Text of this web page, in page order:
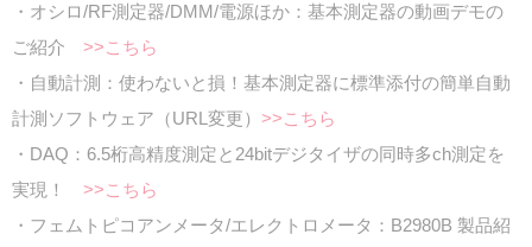
・オシロ/RF測定器/DMM/電源ほか：基本測定器の動画デモの
ご紹介 >>こちら
・自動計測：使わないと損！基本測定器に標準添付の簡単自動
計測ソフトウェア（URL変更） >>こちら
・DAQ：6.5桁高精度測定と24bitデジタイザの同時多ch測定を
実現！ >>こちら
・フェムトピコアンメータ/エレクトロメータ：B2980B 製品紹